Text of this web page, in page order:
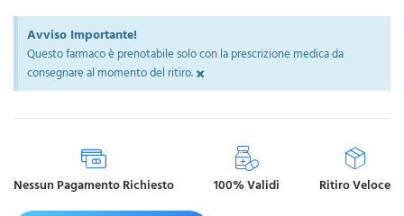
Avviso Importante!
Questo farmaco è prenotabile solo con la prescrizione medica da
consegnare al momento del ritiro.×
Nessun Pagamento Richiesto 100% Validi Ritiro Veloce